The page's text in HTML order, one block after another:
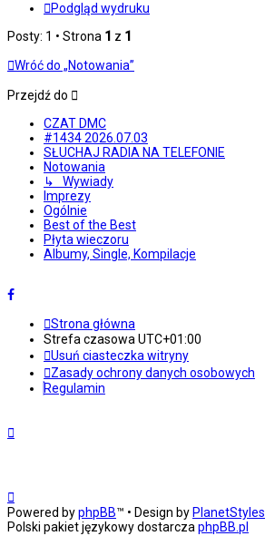
Podgląd wydruku
Posty: 1 • Strona 1 z 1
Wróć do „Notowania”
Przejdź do
CZAT DMC
#1434 2026.07.03
SŁUCHAJ RADIA NA TELEFONIE
Notowania
↳ Wywiady
Imprezy
Ogólnie
Best of the Best
Płyta wieczoru
Albumy, Single, Kompilacje
Strona główna
Strefa czasowaUTC+01:00
Usuń ciasteczka witryny
Zasady ochrony danych osobowych
Regulamin
Powered byphpBB™ • Design by PlanetStyles
Polski pakiet językowy dostarczaphpBB.pl